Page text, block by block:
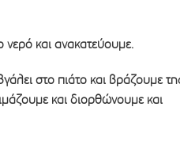
νερό και ανακατεύουμε.
στο πιάτο και βράζουμε
και διορθώνουμε και